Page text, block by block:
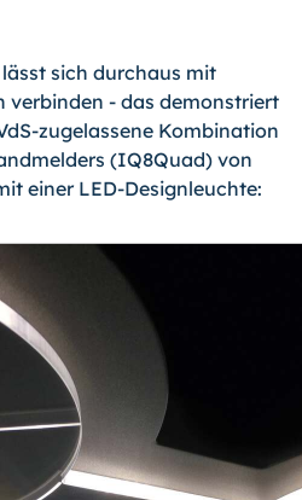
sich durchaus mit
verbinden - das demonstriert
zugelassene Kombination
(IQ8Quad) von
einer LED-Designleuchte: